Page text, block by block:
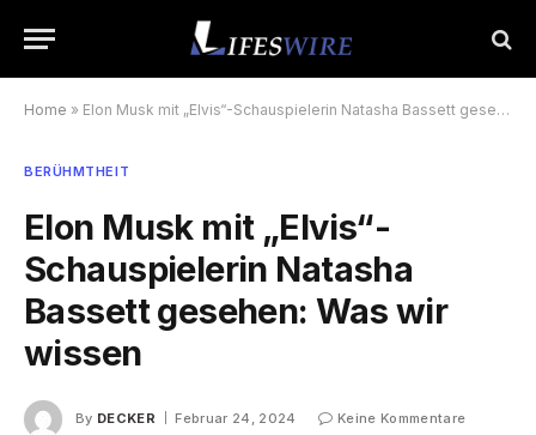
Home » Elon Musk mit „Elvis“-Schauspielerin Natasha Bassett gesehen: Was wir wissen
BERÜHMTHEIT
Elon Musk mit „Elvis“-
Schauspielerin Natasha
Bassett gesehen: Was wir
wissen
By DECKER Februar 24, 2024
Keine Kommentare